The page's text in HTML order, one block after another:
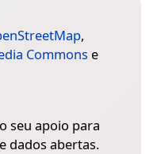
,
Commons e
seu apoio para
dados abertas.